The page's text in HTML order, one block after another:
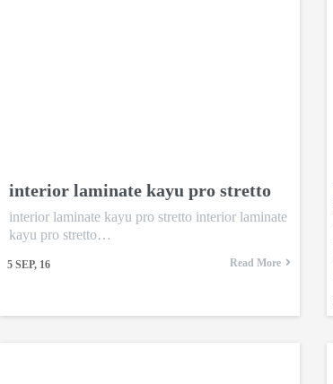
interior laminate kayu pro stretto
5 SEP, 16
interior laminate kayu pro stretto interior laminate
kayu pro stretto…
Read More